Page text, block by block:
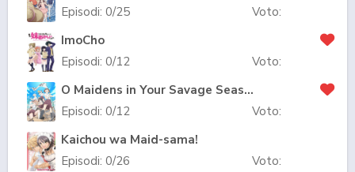
Voto:
Episodi: 0/25
ImoCho
Voto:
Episodi: 0/12
O Maidens in Your Savage Season
Voto:
Episodi: 0/12
Kaichou wa Maid-sama!
Voto:
Episodi: 0/26